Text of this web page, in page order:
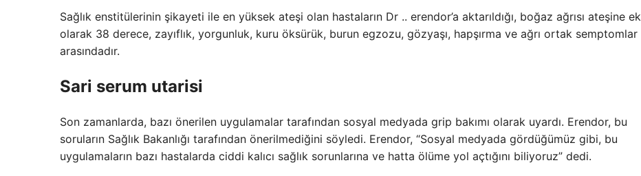
Sağlık enstitülerinin şikayeti ile en yüksek ateşi olan hastaların Dr .. erendor’a aktarıldığı, boğaz ağrısı ateşine ek
olarak 38 derece, zayıflık, yorgunluk, kuru öksürük, burun egzozu, gözyaşı, hapşırma ve ağrı ortak semptomlar
arasındadır.
Sari serum utarisi
Son zamanlarda, bazı önerilen uygulamalar tarafından sosyal medyada grip bakımı olarak uyardı. Erendor, bu
soruların Sağlık Bakanlığı tarafından önerilmediğini söyledi. Erendor, “Sosyal medyada gördüğümüz gibi, bu
uygulamaların bazı hastalarda ciddi kalıcı sağlık sorunlarına ve hatta ölüme yol açtığını biliyoruz” dedi.